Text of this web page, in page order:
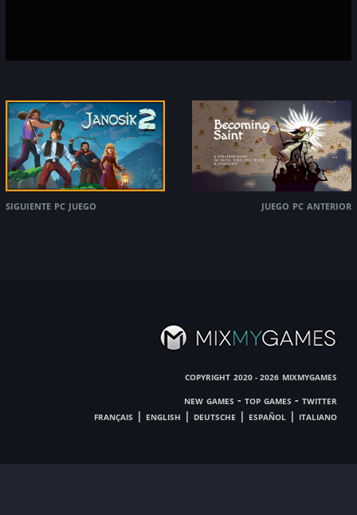
siguiente pc juego juego pc anterior
copyright 2020 - 2026 mixmygames
new games - top games - twitter
français | english | deutsche | español | italiano